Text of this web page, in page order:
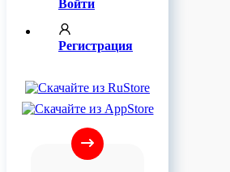
Войти
Регистрация